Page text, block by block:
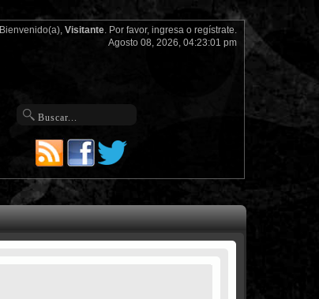
Bienvenido(a), Visitante. Por favor, ingresao regístrate.
Agosto 08, 2026, 04:23:01 pm